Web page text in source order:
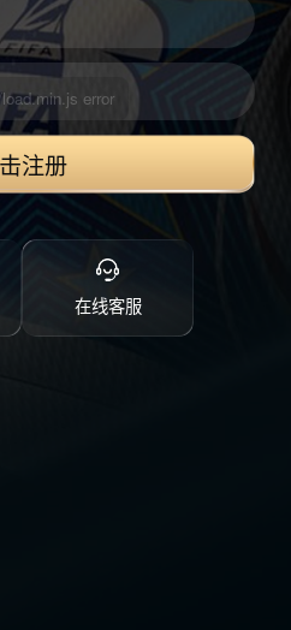
注册
在线客服